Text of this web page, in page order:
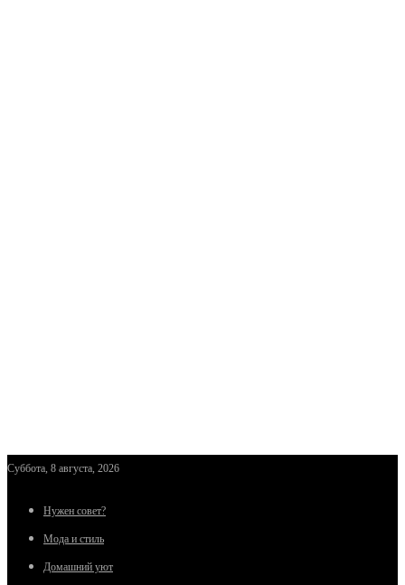
Суббота, 8 августа, 2026
Нужен совет?
Мода и стиль
Домашний уют